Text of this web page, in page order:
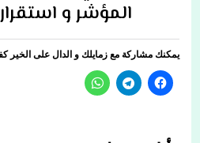
المؤشر و
يمكنك مشاركة مع زمايلك و الدال على الخير